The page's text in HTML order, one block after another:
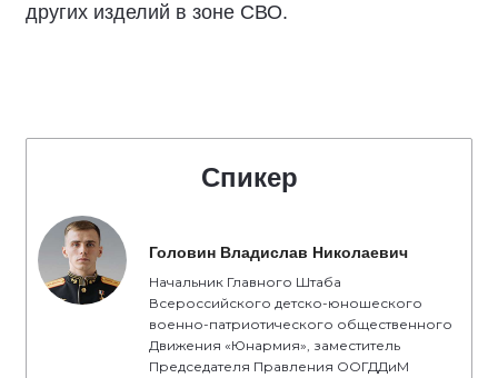
других изделий в зоне СВО.
Спикер
Головин Владислав Николаевич
Начальник Главного Штаба
Всероссийского детско-юношеского
военно-патриотического общественного
Движения «Юнармия», заместитель
Председателя Правления ООГДДиМ